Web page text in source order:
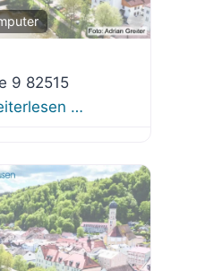
Favorit
9 82515
…